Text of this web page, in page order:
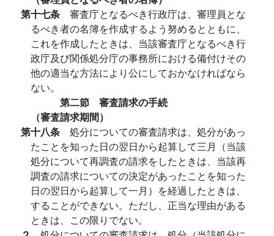
第十七条 審査庁となるべき行政庁は、審理員とな
るべき者の名簿を作成するよう努めるとともに、
これを作成したときは、当該審査庁となるべき行
政庁及び関係処分庁の事務所における備付けその
他の適当な方法により公にしておかなければなら
ない。
第二節 審査請求の手続
（審査請求期間）
第十八条 処分についての審査請求は、処分があっ
たことを知った日の翌日から起算して三月（当該
処分について再調査の請求をしたときは、当該再
調査の請求についての決定があったことを知った
日の翌日から起算して一月）を経過したときは、
することができない。ただし、正当な理由がある
ときは、この限りでない。